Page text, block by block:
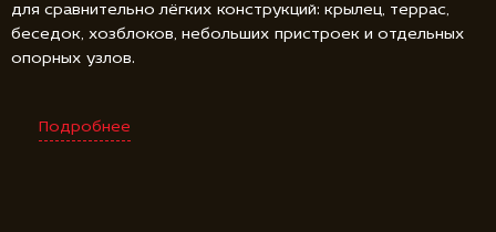
для сравнительно лёгких конструкций: крылец, террас,
беседок, хозблоков, небольших пристроек и отдельных
опорных узлов.
Подробнее